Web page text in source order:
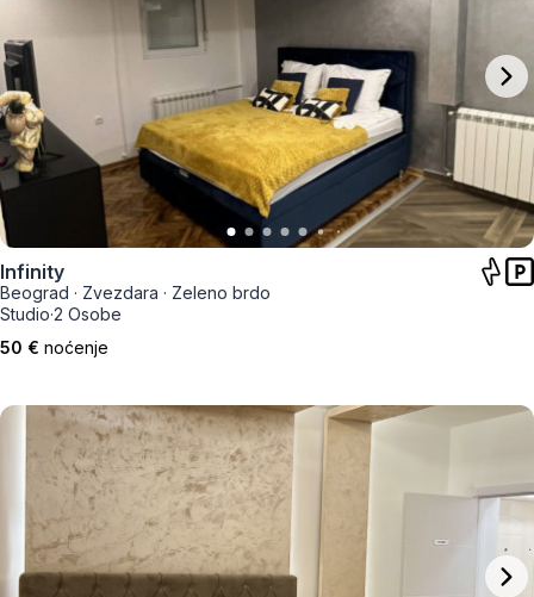
Infinity
Beograd · Zvezdara · Zeleno brdo
Studio·2 Osobe
50 € noćenje